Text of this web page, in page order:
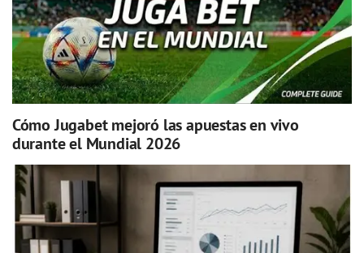
Cómo Jugabet mejoró las apuestas en vivo
durante el Mundial 2026